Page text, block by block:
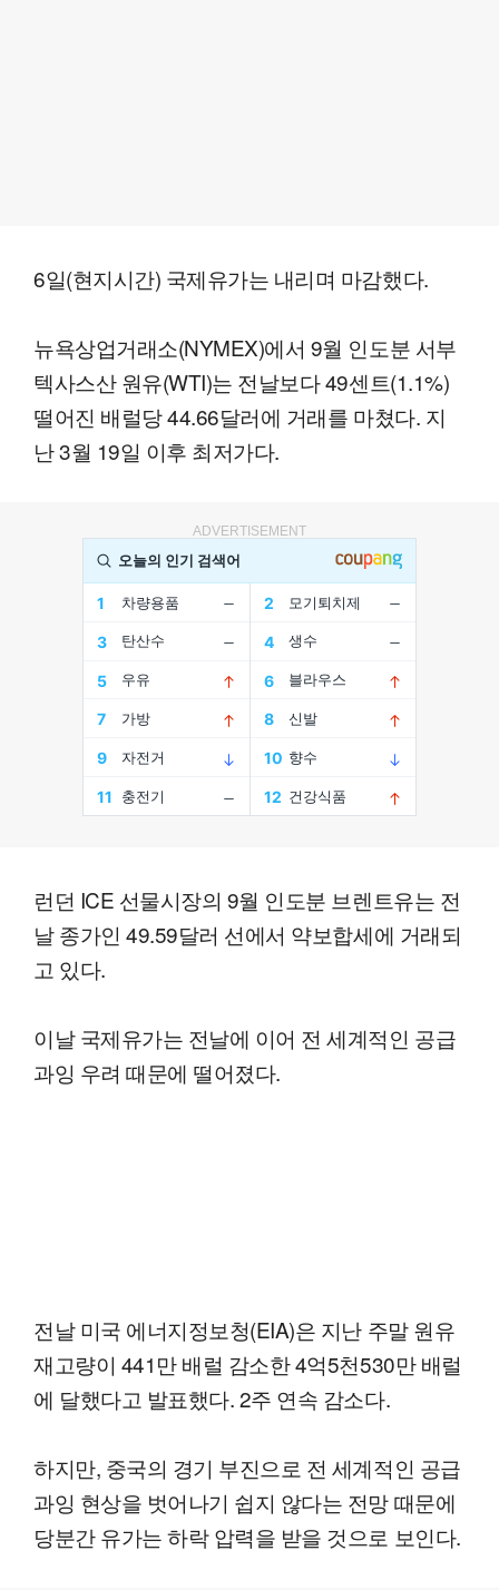
6일(현지시간) 국제유가는 내리며 마감했다.
뉴욕상업거래소(NYMEX)에서 9월 인도분 서부
텍사스산 원유(WTI)는 전날보다 49센트(1.1%)
떨어진 배럴당 44.66달러에 거래를 마쳤다. 지
난 3월 19일 이후 최저가다.
ADVERTISEMENT
런던 ICE 선물시장의 9월 인도분 브렌트유는 전
날 종가인 49.59달러 선에서 약보합세에 거래되
고 있다.
이날 국제유가는 전날에 이어 전 세계적인 공급
과잉 우려 때문에 떨어졌다.
전날 미국 에너지정보청(EIA)은 지난 주말 원유
재고량이 441만 배럴 감소한 4억5천530만 배럴
에 달했다고 발표했다. 2주 연속 감소다.
하지만, 중국의 경기 부진으로 전 세계적인 공급
과잉 현상을 벗어나기 쉽지 않다는 전망 때문에
당분간 유가는 하락 압력을 받을 것으로 보인다.